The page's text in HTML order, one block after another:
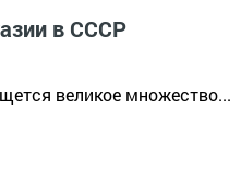
в СССР
великое множество...